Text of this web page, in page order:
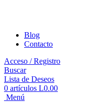
Blog
Contacto
Acceso / Registro
Buscar
Lista de Deseos
0 artículos L0.00
Menú